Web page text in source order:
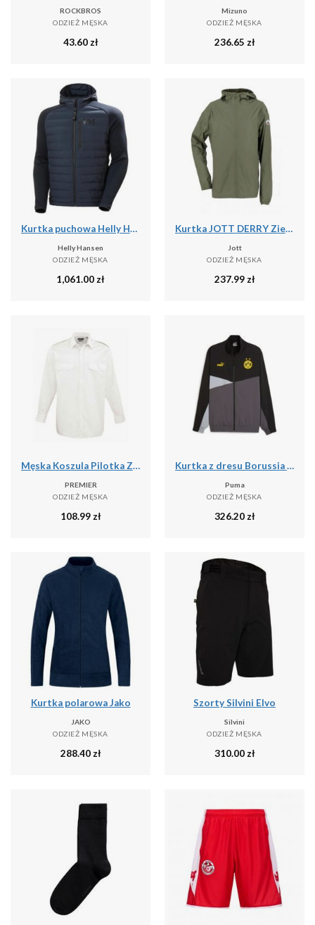
ROCKBROS
ODZIEŻ MĘSKA
43.60 zł
Mizuno
ODZIEŻ MĘSKA
236.65 zł
Kurtka puchowa Helly Hansen Arctic Ocean Hybrid
Helly Hansen
ODZIEŻ MĘSKA
1,061.00 zł
Kurtka JOTT DERRY Zielony
Jott
ODZIEŻ MĘSKA
237.99 zł
Męska Koszula Pilotka Z Długim Rękawem
PREMIER
ODZIEŻ MĘSKA
108.99 zł
Kurtka z dresu Borussia Dortmund 2023/24
Puma
ODZIEŻ MĘSKA
326.20 zł
Kurtka polarowa Jako
JAKO
ODZIEŻ MĘSKA
288.40 zł
Szorty Silvini Elvo
Silvini
ODZIEŻ MĘSKA
310.00 zł